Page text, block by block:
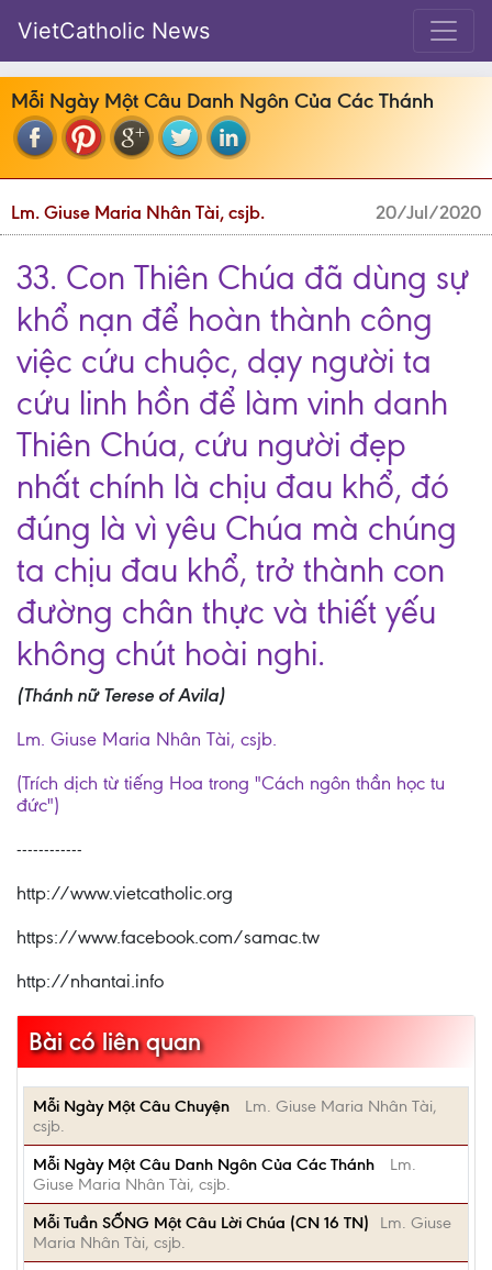
VietCatholic News
Mỗi Ngày Một Câu Danh Ngôn Của Các Thánh
Lm. Giuse Maria Nhân Tài, csjb. 20/Jul/2020
33. Con Thiên Chúa đã dùng sự
khổ nạn để hoàn thành công
việc cứu chuộc, dạy người ta
cứu linh hồn để làm vinh danh
Thiên Chúa, cứu người đẹp
nhất chính là chịu đau khổ, đó
đúng là vì yêu Chúa mà chúng
ta chịu đau khổ, trở thành con
đường chân thực và thiết yếu
không chút hoài nghi.
(Thánh nữ Terese of Avila)
Lm. Giuse Maria Nhân Tài, csjb.
(Trích dịch từ tiếng Hoa trong "Cách ngôn thần học tu
đức")
------------
http://www.vietcatholic.org
https://www.facebook.com/samac.tw
http://nhantai.info
Bài có liên quan
Mỗi Ngày Một Câu Chuyện
Lm. Giuse Maria Nhân Tài,
csjb.
Mỗi Ngày Một Câu Danh Ngôn Của Các Thánh
Lm.
Giuse Maria Nhân Tài, csjb.
Mỗi Tuần SỐNG Một Câu Lời Chúa (CN 16 TN)
Lm. Giuse
Maria Nhân Tài, csjb.